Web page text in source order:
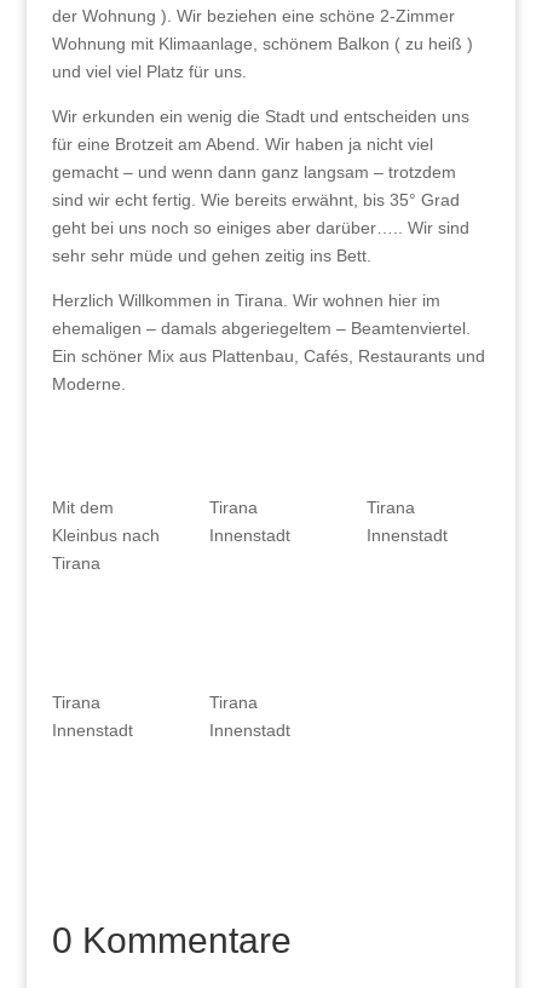
der Wohnung ). Wir beziehen eine schöne 2-Zimmer
Wohnung mit Klimaanlage, schönem Balkon ( zu heiß )
und viel viel Platz für uns.
Wir erkunden ein wenig die Stadt und entscheiden uns
für eine Brotzeit am Abend. Wir haben ja nicht viel
gemacht – und wenn dann ganz langsam – trotzdem
sind wir echt fertig. Wie bereits erwähnt, bis 35° Grad
geht bei uns noch so einiges aber darüber….. Wir sind
sehr sehr müde und gehen zeitig ins Bett.
Herzlich Willkommen in Tirana. Wir wohnen hier im
ehemaligen – damals abgeriegeltem – Beamtenviertel.
Ein schöner Mix aus Plattenbau, Cafés, Restaurants und
Moderne.
Mit dem
Kleinbus nach
Tirana
Tirana
Innenstadt
Tirana
Innenstadt
Tirana
Innenstadt
Tirana
Innenstadt
0 Kommentare